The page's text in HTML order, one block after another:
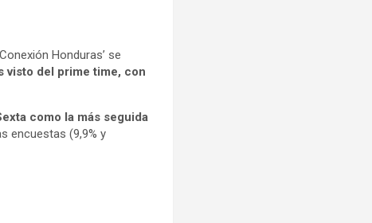
Honduras’ se
visto del prime time, con
como la más seguida
encuestas (9,9% y